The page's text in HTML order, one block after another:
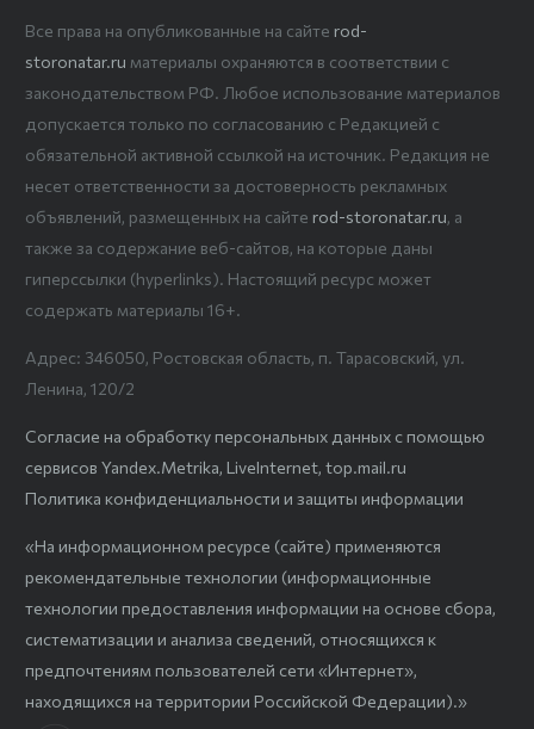
Все права на опубликованные на сайте rod-
storonatar.ru материалы охраняются в соответствии с
законодательством РФ. Любое использование материалов
допускается только по согласованию с Редакцией с
обязательной активной ссылкой на источник. Редакция не
несет ответственности за достоверность рекламных
объявлений, размещенных на сайте rod-storonatar.ru, а
также за содержание веб-сайтов, на которые даны
гиперссылки (hyperlinks). Настоящий ресурс может
содержать материалы 16+.
Адрес: 346050, Ростовская область, п. Тарасовский, ул.
Ленина, 120/2
Согласие на обработку персональных данных с помощью
сервисов Yandex.Metrika, LiveInternet, top.mail.ru
Политика конфиденциальности и защиты информации
«На информационном ресурсе (сайте) применяются
рекомендательные технологии (информационные
технологии предоставления информации на основе сбора,
систематизации и анализа сведений, относящихся к
предпочтениям пользователей сети «Интернет»,
находящихся на территории Российской Федерации).»